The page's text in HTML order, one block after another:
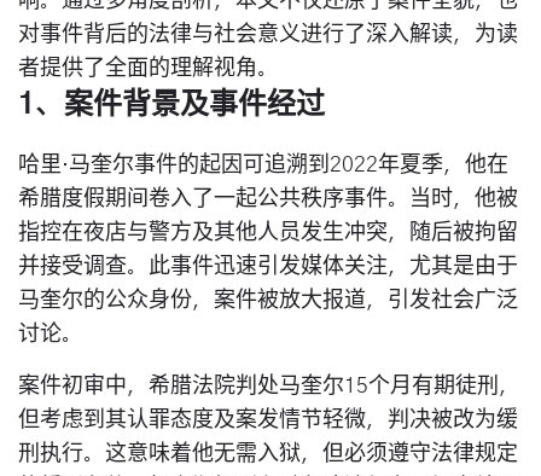
对事件背后的法律与社会意义进行了深入解读，为读
者提供了全面的理解视角。
1、案件背景及事件经过
哈里·马奎尔事件的起因可追溯到2022年夏季，他在
希腊度假期间卷入了一起公共秩序事件。当时，他被
指控在夜店与警方及其他人员发生冲突，随后被拘留
并接受调查。此事件迅速引发媒体关注，尤其是由于
马奎尔的公众身份，案件被放大报道，引发社会广泛
讨论。
案件初审中，希腊法院判处马奎尔15个月有期徒刑，
但考虑到其认罪态度及案发情节轻微，判决被改为缓
刑执行。这意味着他无需入狱，但必须遵守法律规定